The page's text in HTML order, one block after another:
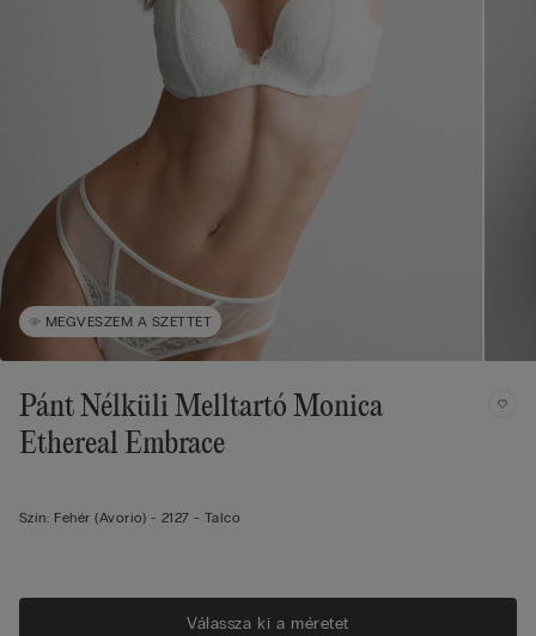
MEGVESZEM A SZETTET
Pánt Nélküli Melltartó Monica
Ethereal Embrace
Szín: Fehér (avorio) - 2127 - Talco
Válassza ki a méretet